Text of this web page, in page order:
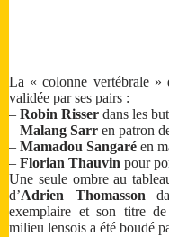
La « colonne vertébrale
validée par ses pairs :
– Robin Risser dans les
– Malang Sarr en patron
– Mamadou Sangaré en
– Florian Thauvin pour
Une seule ombre au
d’Adrien Thomasson
exemplaire et son titre
milieu lensois a été boudé